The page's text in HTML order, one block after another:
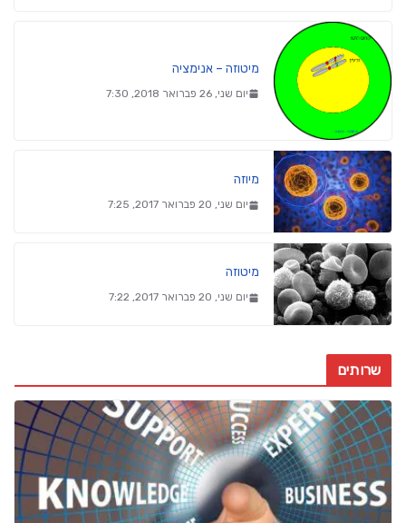
מיטוזה – אנימציה
יום שני, 26 פברואר 2018, 7:30
מיוזה
יום שני, 20 פברואר 2017, 7:25
מיטוזה
יום שני, 20 פברואר 2017, 7:22
שרותים